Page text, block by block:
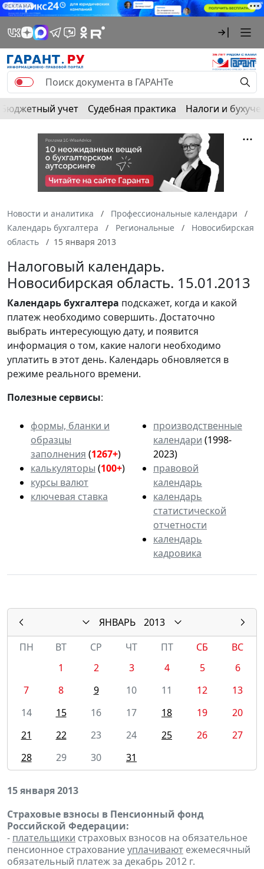
РЕКЛАМА
Бюджетный учет Судебная практика Налоги и
Новости и аналитика
Профессиональные календари
Календарь бухгалтера
Региональные
Новосибирская
область
15 января 2013
Налоговый календарь.
Новосибирская область. 15.01.2013
Календарьбухгалтера подскажет, когда и какой
платеж необходимо совершить. Достаточно
выбрать интересующую дату, и появится
информация о том, какие налоги необходимо
уплатить в этот день. Календарь обновляется в
режиме реального времени.
Полезные сервисы:
формы, бланки и
образцы
заполнения (1267+)
калькуляторы (100+)
курсы валют
ключевая ставка
производственные
календари (1998-
2023)
правовой
календарь
календарь
статистической
отчетности
календарь
кадровика
ЯНВАРЬ
2013
ПН
ВТ СР ЧТ ПТ СБ
ВС
1
2 3 4 5
6
7
8 9 10 11 12
13
14
15 16 17 18 19
20
21
22 23 24 25 26
27
28
29 30 31
15 января 2013
Страховые взносы в Пенсионный фонд
Российской Федерации:
- плательщики страховых взносов на обязательное
пенсионное страхованиеуплачивают ежемесячный
обязательный платеж за декабрь 2012 г.